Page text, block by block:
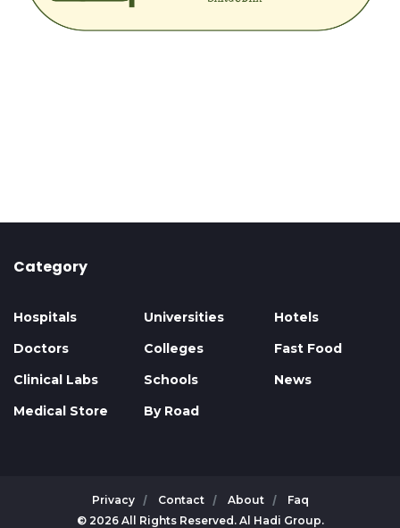
Category
Hospitals
Doctors
Clinical Labs
Medical Store
Universities
Colleges
Schools
By Road
Hotels
Fast Food
News
© 2026 All Rights Reserved. Al Hadi Group.
Privacy Contact About Faq